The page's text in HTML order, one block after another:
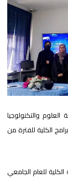
والتكنولوجيا
الكلية للفترة من
للعام الجامعي